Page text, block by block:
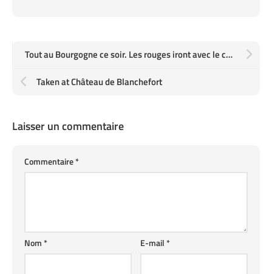
Tout au Bourgogne ce soir. Les rouges iront avec le chevreuil (au Château de Blanchefort)
Taken at Château de Blanchefort
Laisser un commentaire
Commentaire*
E-mail*
Nom*